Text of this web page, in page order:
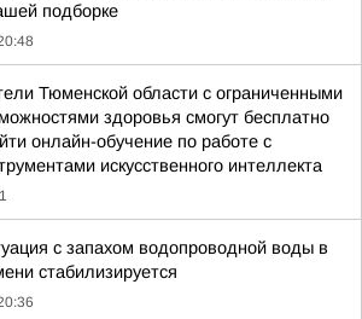
подборке
Тюменской области с ограниченными
здоровья смогут бесплатно
онлайн-обучение по работе с
искусственного интеллекта
с запахом водопроводной воды в
стабилизируется